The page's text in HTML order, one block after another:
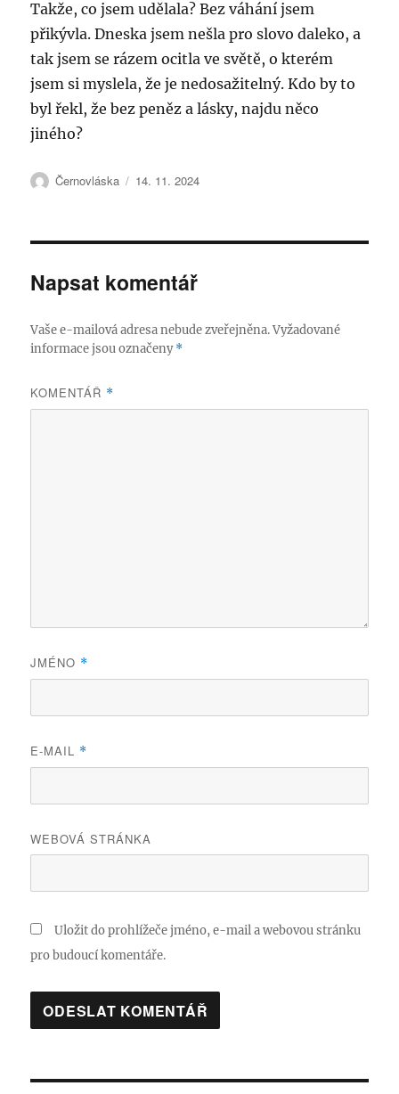
Takže, co jsem udělala? Bez váhání jsem
přikývla. Dneska jsem nešla pro slovo daleko, a
tak jsem se rázem ocitla ve světě, o kterém
jsem si myslela, že je nedosažitelný. Kdo by to
byl řekl, že bez peněz a lásky, najdu něco
jiného?
Autor:
Černovláska Publikováno:
14. 11. 2024
Napsat komentář
Vaše e-mailová adresa nebude zveřejněna. Vyžadované
informace jsou označeny*
KOMENTÁŘ *
JMÉNO *
E-MAIL *
WEBOVÁ STRÁNKA
Uložit do prohlížeče jméno, e-mail a webovou stránku
pro budoucí komentáře.